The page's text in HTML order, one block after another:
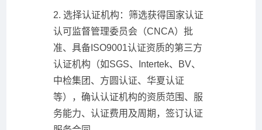
2. 选择认证机构：筛选获得国家认证
认可监督管理委员会（CNCA）批
准、具备ISO9001认证资质的第三方
认证机构（如SGS、Intertek、BV、
中检集团、方圆认证、华夏认证
等），确认认证机构的资质范围、服
务能力、认证费用及周期，签订认证